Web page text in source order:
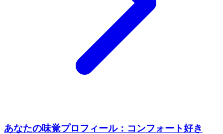
あなたの味覚プロフィール：コンフォート好き